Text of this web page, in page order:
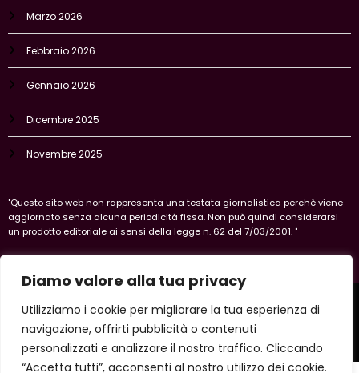
Diamo valore alla tua privacy
Utilizziamo i cookie per migliorare la tua esperienza di
navigazione, offrirti pubblicità o contenuti
personalizzati e analizzare il nostro traffico. Cliccando
“Accetta tutti”, acconsenti al nostro utilizzo dei cookie.
Marzo 2026
Febbraio 2026
Gennaio 2026
Dicembre 2025
Novembre 2025
"Questo sito web non rappresenta una testata giornalistica perchè viene
aggiornato senza alcuna periodicità fissa. Non può quindi considerarsi
un prodotto editoriale ai sensi della legge n. 62 del 7/03/2001. "
Home Privacy Policy Legal policy
Cookie-policy
Vercelli
Copyright 2026 IlVercellese | Powered By